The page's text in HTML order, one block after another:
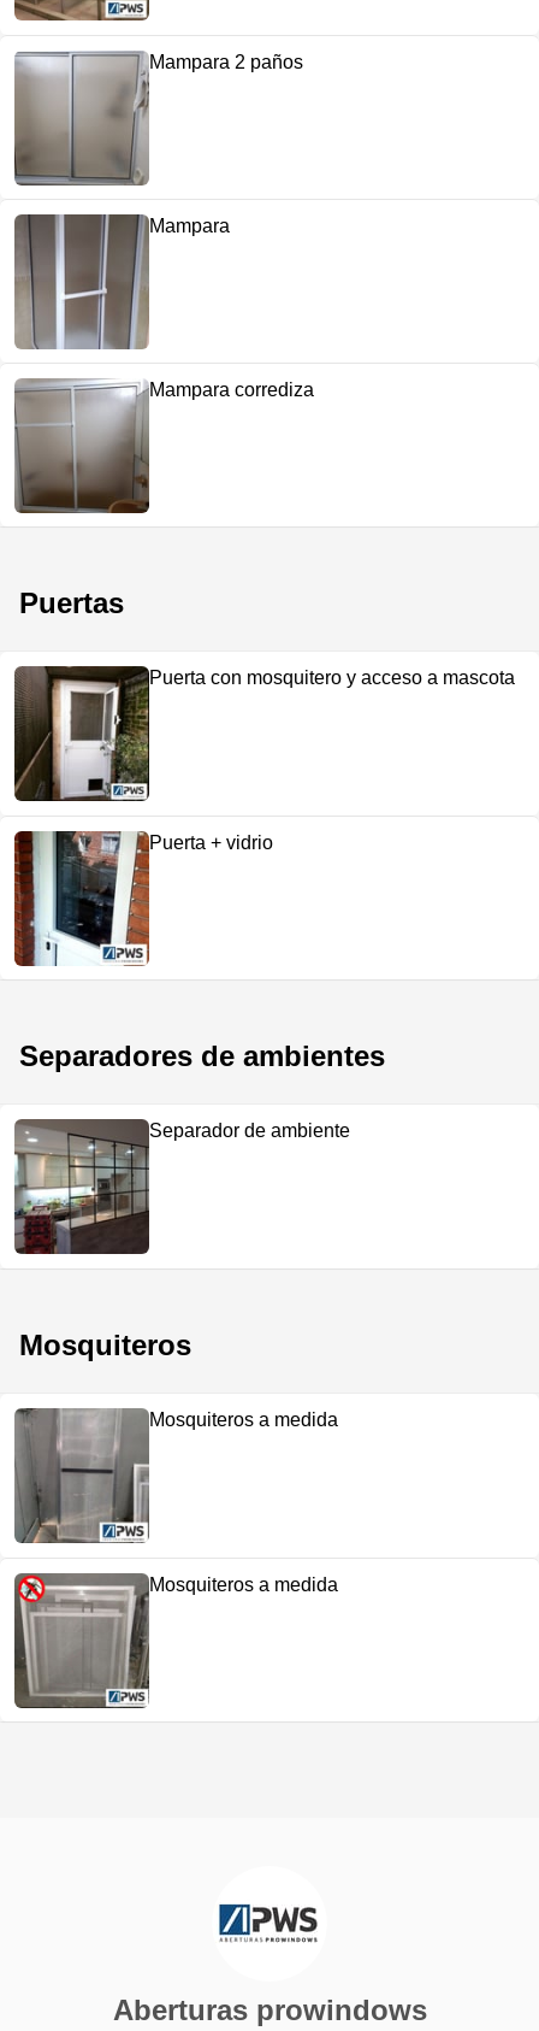
Mampara 2 paños
Mampara
Mampara corrediza
Puertas
Puerta con mosquitero y acceso a mascota
Puerta + vidrio
Separadores de ambientes
Separador de ambiente
Mosquiteros
Mosquiteros a medida
Mosquiteros a medida
Aberturas prowindows